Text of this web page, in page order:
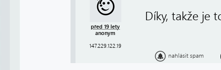
před 19 lety
anonym
147.229.122.19
Díky, takže je
nahlásit spam